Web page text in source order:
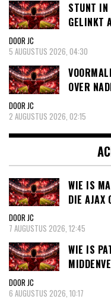
STUNT
GELINKT
DOOR JC
5 AUGUSTUS 2026, 04:30
OVER
DOOR JC
2 AUGUSTUS 2026, 02:15
WIE IS
DIE AJAX
DOOR JC
7 AUGUSTUS 2026, 12:45
WIE IS
DOOR JC
6 AUGUSTUS 2026, 10:17